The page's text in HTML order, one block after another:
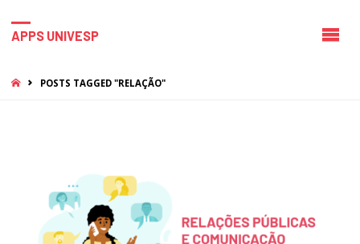
APPS UNIVESP
HOMEPOSTS TAGGED "RELAÇÃO"